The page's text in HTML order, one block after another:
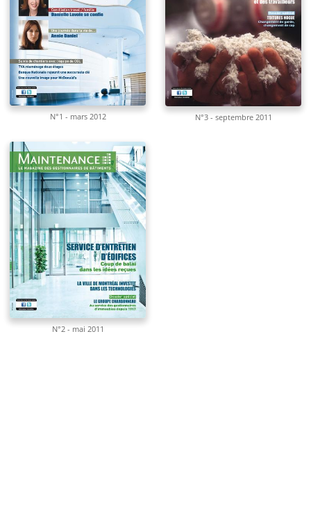
N°1 - mars 2012 N°3 - septembre 2011
N°2 - mai 2011